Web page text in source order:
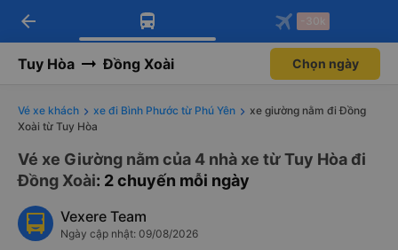
Tải app Vexere ngay!
Nhận ưu đãi thành viên độc
Mở app
Tải app Vexere
-30k/ghế khi đặt vé máy bay qua
Mở app
arrow_back -30k
Tuy Hòa Đồng Xoài Chọn ngày
Vé xe khách xe đi Bình Phước từ Phú Yên
xe giường nằm đi Đồng
Xoài từ Tuy Hòa
Vé xe Giường nằm của 4 nhà xe từ Tuy Hòa đi
Đồng Xoài: 2 chuyến mỗi ngày
Vexere Team
Ngày cập nhật: 09/08/2026